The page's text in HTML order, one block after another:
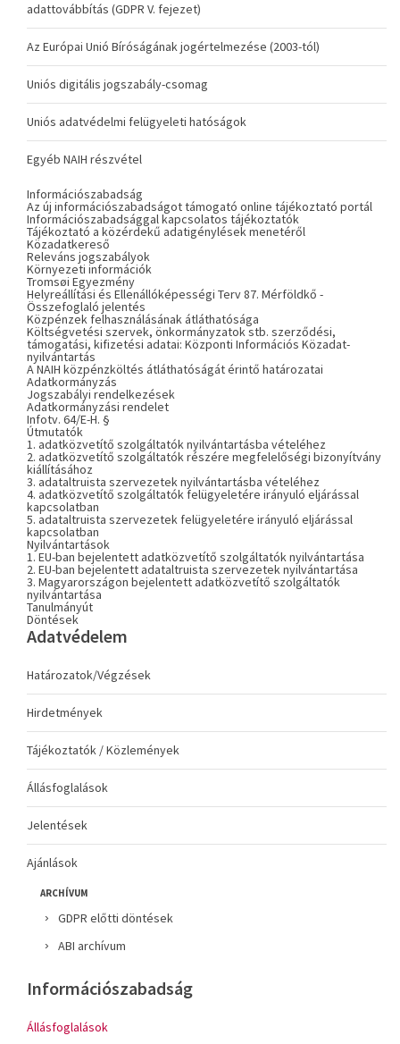
adattovábbítás (GDPR V. fejezet)
Az Európai Unió Bíróságának jogértelmezése (2003-tól)
Uniós digitális jogszabály-csomag
Uniós adatvédelmi felügyeleti hatóságok
Egyéb NAIH részvétel
Információszabadság
Az új információszabadságot támogató online tájékoztató portál
Információszabadsággal kapcsolatos tájékoztatók
Tájékoztató a közérdekű adatigénylések menetéről
Közadatkereső
Releváns jogszabályok
Környezeti információk
Tromsøi Egyezmény
Helyreállítási és Ellenállóképességi Terv 87. Mérföldkő -
Összefoglaló jelentés
Közpénzek felhasználásának átláthatósága
Költségvetési szervek, önkormányzatok stb. szerződési,
támogatási, kifizetési adatai: Központi Információs Közadat-
nyilvántartás
A NAIH közpénzköltés átláthatóságát érintő határozatai
Adatkormányzás
Jogszabályi rendelkezések
Adatkormányzási rendelet
Infotv. 64/E-H. §
Útmutatók
1. adatközvetítő szolgáltatók nyilvántartásba vételéhez
2. adatközvetítő szolgáltatók részére megfelelőségi bizonyítvány
kiállításához
3. adataltruista szervezetek nyilvántartásba vételéhez
4. adatközvetítő szolgáltatók felügyeletére irányuló eljárással
kapcsolatban
5. adataltruista szervezetek felügyeletére irányuló eljárással
kapcsolatban
Nyilvántartások
1. EU-ban bejelentett adatközvetítő szolgáltatók nyilvántartása
2. EU-ban bejelentett adataltruista szervezetek nyilvántartása
3. Magyarországon bejelentett adatközvetítő szolgáltatók
nyilvántartása
Tanulmányút
Döntések
Adatvédelem
Határozatok/Végzések
Hirdetmények
Tájékoztatók / Közlemények
Állásfoglalások
Jelentések
Ajánlások
ARCHÍVUM
GDPR előtti döntések
ABI archívum
Információszabadság
Állásfoglalások